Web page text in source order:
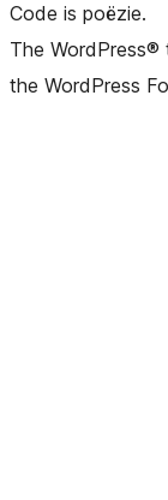
Code is poëzie.
The
the WordPress